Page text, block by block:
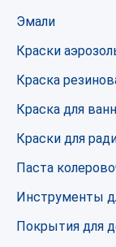
Эмали
Краски
Краска
Краска для
Краски для
Паста
Инструменты
Покрытия для